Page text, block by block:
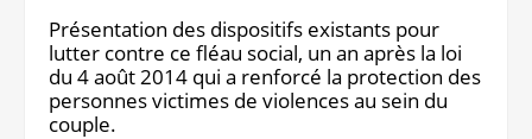
Présentation des dispositifs existants pour
lutter contre ce fléau social, un an après la loi
du 4 août 2014 qui a renforcé la protection des
personnes victimes de violences au sein du
couple.